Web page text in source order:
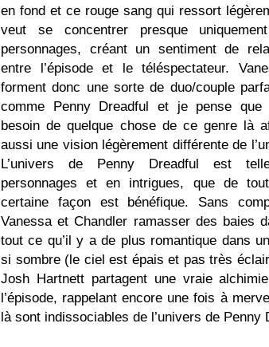
en fond et ce rouge sang qui ressort
veut se concentrer presque
personnages, créant un sentiment de
entre l’épisode et le téléspectateur.
forment donc une sorte de duo/couple
comme Penny Dreadful et je pense
besoin de quelque chose de ce genre là
aussi une vision légèrement différente de
L’univers de Penny Dreadful est
personnages et en intrigues, que de
certaine façon est bénéfique. Sans
Vanessa et Chandler ramasser des baies
tout ce qu’il y a de plus romantique dans
si sombre (le ciel est épais et pas très
Josh Hartnett partagent une vraie
l’épisode, rappelant encore une fois à
là sont indissociables de l’univers de Penny